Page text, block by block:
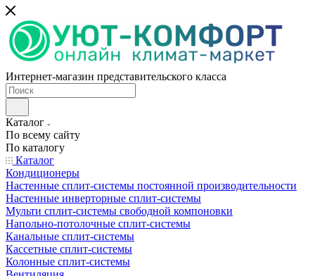
Интернет-магазин представительского класса
Каталог
По всему сайту
По каталогу
Каталог
Кондиционеры
Настенные сплит-системы постоянной производительности
Настенные инверторные сплит-системы
Мульти сплит-системы свободной компоновки
Напольно-потолочные сплит-системы
Канальные сплит-системы
Кассетные сплит-системы
Колонные сплит-системы